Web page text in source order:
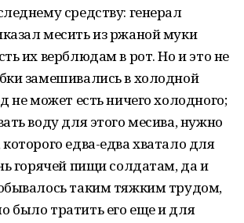
средству: генерал
месить из ржаной муки
их верблюдам в рот. Но и это не
замешивались в холодной
не может есть ничего холодного;
воду для этого месива, нужно
едва-едва хватало для
горячей пищи солдатам, да и
таким тяжким трудом,
было тратить его еще и для